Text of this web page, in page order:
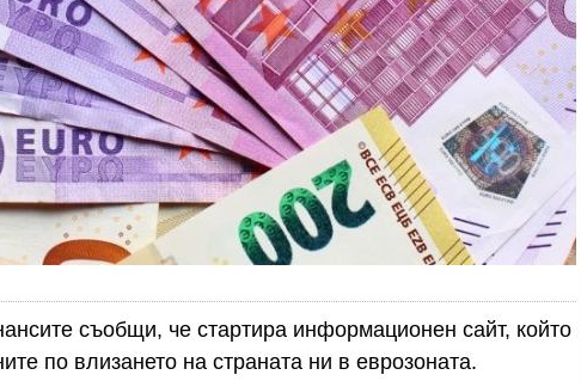
съобщи, че стартира информационен сайт, който
по влизането на страната ни в еврозоната.